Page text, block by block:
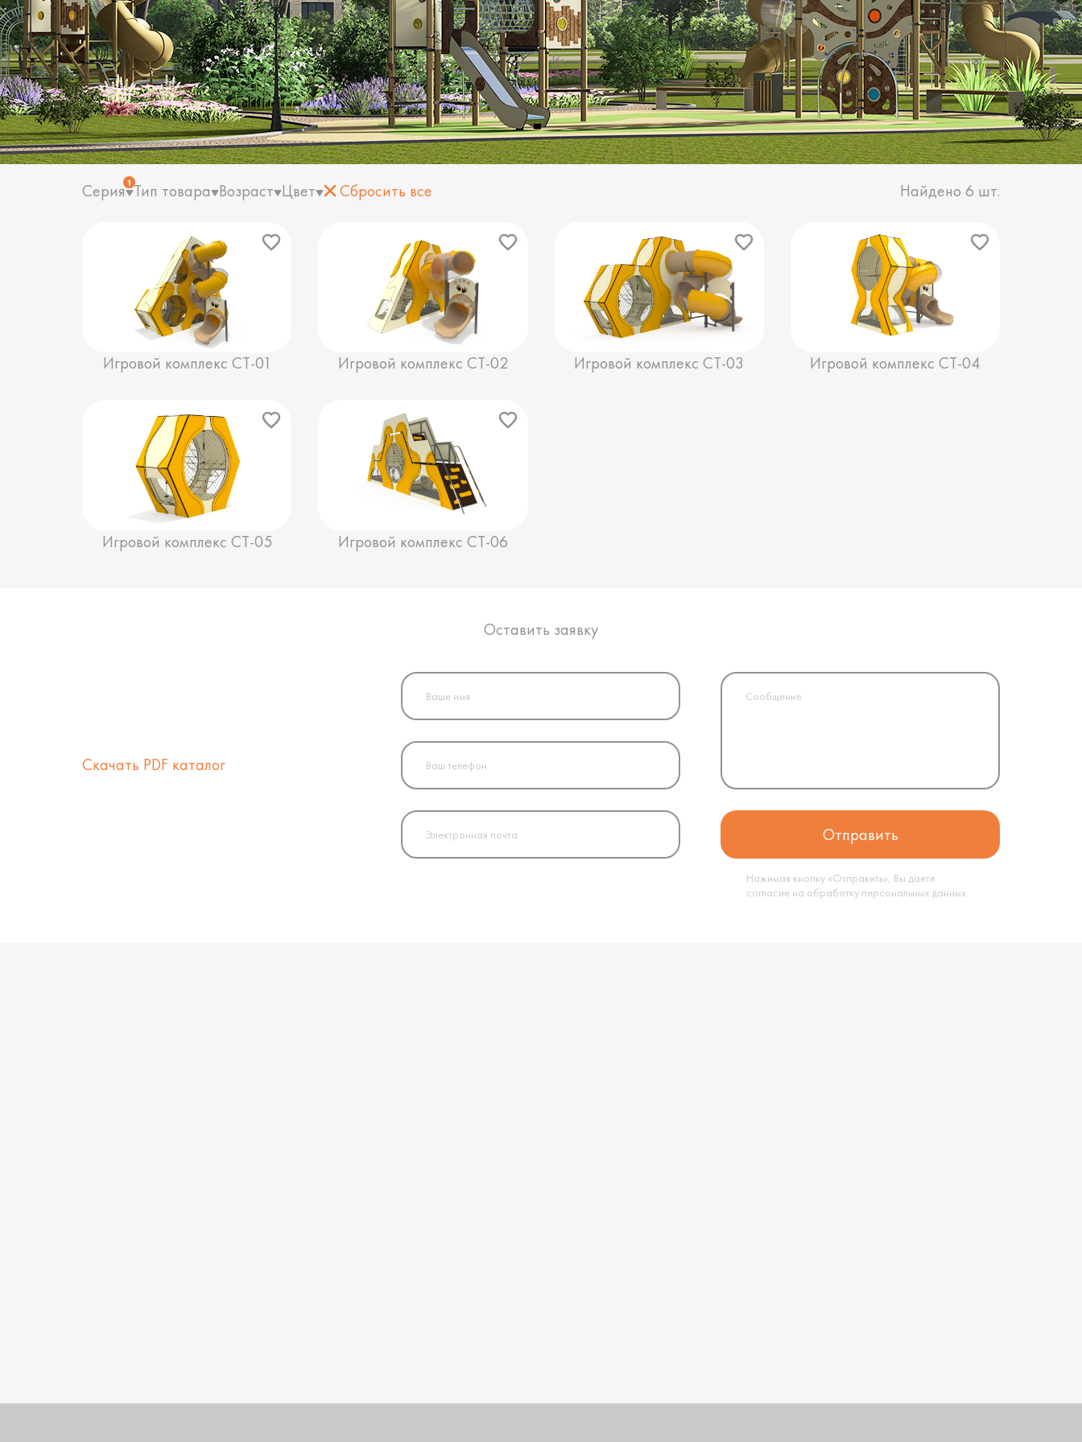
Серия1 Тип товара Возраст Цвет Сбросить все Найдено 6 шт.
Игровой комплекс СТ-01 Игровой комплекс СТ-02 Игровой комплекс СТ-03 Игровой комплекс СТ-04
Игровой комплекс СТ-05 Игровой комплекс СТ-06
Скачать PDF каталог
Оставить заявку
Нажимая кнопку «Отправить», Вы даете
согласие на обработку персональных данных